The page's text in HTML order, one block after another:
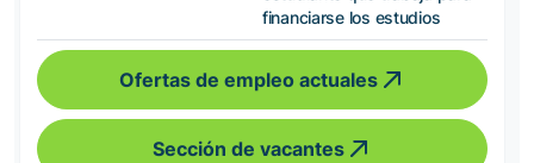
financiarse los estudios
Ofertas de empleo actuales
Sección de vacantes